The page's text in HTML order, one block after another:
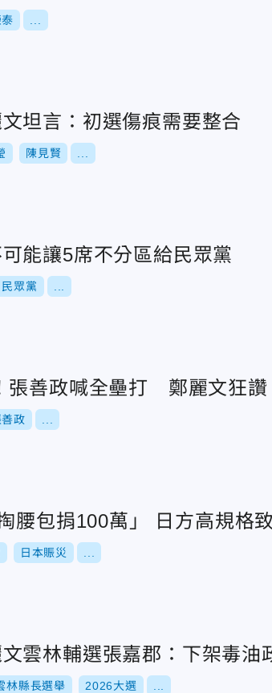
坦言：初選傷痕需要整合
陳見賢
能讓5席不分區給民眾黨
民眾黨
張善政喊全壘打 鄭麗文狂讚
善政
腰包捐100萬」 日方高規格
日本賑災
雲林輔選張嘉郡：下架毒油
林縣長選舉 2026大選